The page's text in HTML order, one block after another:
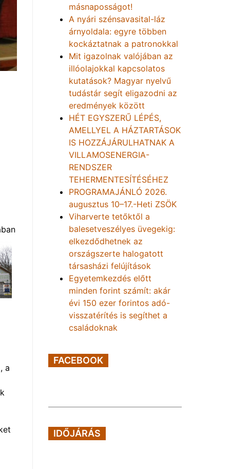
a
másnaposságot!
A nyári szénsavasital-láz
árnyoldala: egyre többen
kockáztatnak a patronokkal
Mit igazolnak valójában az
illóolajokkal kapcsolatos
kutatások? Magyar nyelvű
tudástár segít eligazodni az
eredmények között
HÉT EGYSZERŰ LÉPÉS,
AMELLYEL A HÁZTARTÁSOK
IS HOZZÁJÁRULHATNAK A
VILLAMOSENERGIA-
RENDSZER
TEHERMENTESÍTÉSÉHEZ
PROGRAMAJÁNLÓ 2026.
augusztus 10–17.-Heti ZSÖK
Viharverte tetőktől a
balesetveszélyes üvegekig:
elkezdődhetnek az
országszerte halogatott
társasházi felújítások
Egyetemkezdés előtt
minden forint számít: akár
évi 150 ezer forintos adó-
visszatérítés is segíthet a
családoknak
FACEBOOK
IDŐJÁRÁS